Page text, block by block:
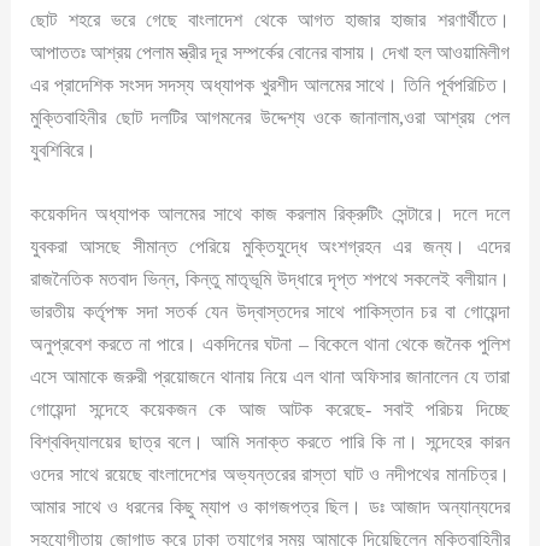
ছোট শহরে ভরে গেছে বাংলাদেশ থেকে আগত হাজার হাজার শরণার্থীতে।
আপাততঃ আশ্রয় পেলাম স্ত্রীর দূর সম্পর্কের বোনের বাসায়। দেখা হল আওয়ামিলীগ
এর প্রাদেশিক সংসদ সদস্য অধ্যাপক খুরশীদ আলমের সাথে। তিনি পূর্বপরিচিত।
মুক্তিবাহিনীর ছোট দলটির আগমনের উদ্দেশ্য ওকে জানালাম,ওরা আশ্রয় পেল
যুবশিবিরে।
কয়েকদিন অধ্যাপক আলমের সাথে কাজ করলাম রিক্রুটিং সেন্টারে। দলে দলে
যুবকরা আসছে সীমান্ত পেরিয়ে মুক্তিযুদ্ধে অংশগ্রহন এর জন্য। এদের
রাজনৈতিক মতবাদ ভিন্ন, কিন্তু মাতৃভূমি উদ্ধারে দৃপ্ত শপথে সকলেই বলীয়ান।
ভারতীয় কর্তৃপক্ষ সদা সতর্ক যেন উদ্বাস্তদের সাথে পাকিস্তান চর বা গোয়েন্দা
অনুপ্রবেশ করতে না পারে। একদিনের ঘটনা – বিকেলে থানা থেকে জনৈক পুলিশ
এসে আমাকে জরুরী প্রয়োজনে থানায় নিয়ে এল থানা অফিসার জানালেন যে তারা
গোয়েন্দা সন্দেহে কয়েকজন কে আজ আটক করেছে- সবাই পরিচয় দিচ্ছে
বিশ্ববিদ্যালয়ের ছাত্র বলে। আমি সনাক্ত করতে পারি কি না। সন্দেহের কারন
ওদের সাথে রয়েছে বাংলাদেশের অভ্যন্তরের রাস্তা ঘাট ও নদীপথের মানচিত্র।
আমার সাথে ও ধরনের কিছু ম্যাপ ও কাগজপত্র ছিল। ডঃ আজাদ অন্যান্যদের
সহযোগীতায় জোগাড় করে ঢাকা ত্যাগের সময় আমাকে দিয়েছিলেন মুক্তিবাহিনীর